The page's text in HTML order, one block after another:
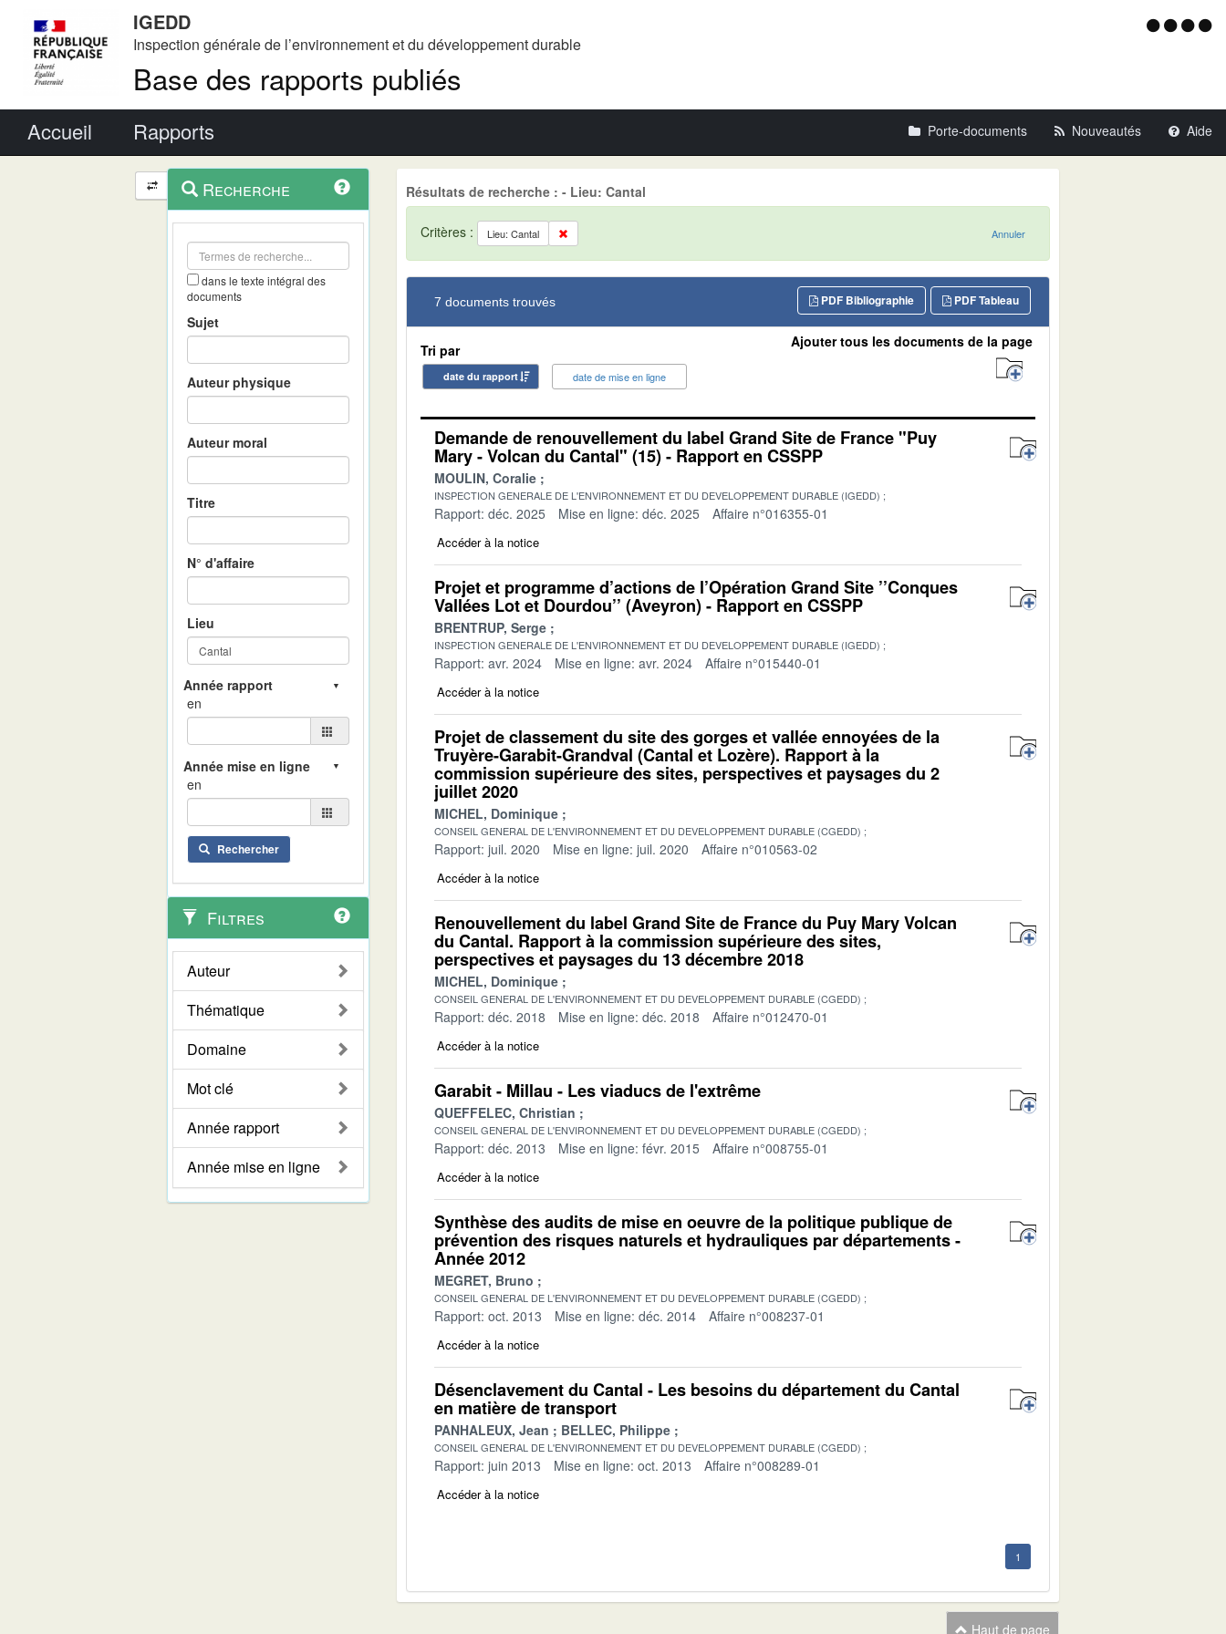
IGEDD
Inspection générale de l’environnement et du développement durable
Base des rapports publiés
Menu
Accueil Rapports Porte-documents Nouveautés Aide
Navigation
et
outils
contextuel
Recherche
dans le texte intégral des
documents
Sujet
Auteur physique
Auteur moral
Titre
N° d'affaire
Lieu
en
en
Rechercher
Filtres
Auteur
Thématique
Domaine
Mot clé
Année rapport
Année mise en ligne
Résultats de recherche : - Lieu: Cantal
Critères : Lieu: Cantal Annuler
7 documents trouvés PDF Tableau
PDF Bibliographie
Tri par
date du rapport date de mise en ligne
Ajouter tous les documents de la page
Demande de renouvellement du label Grand Site de France "Puy
Mary - Volcan du Cantal" (15) - Rapport en CSSPP
MOULIN, Coralie
INSPECTION GENERALE DE L'ENVIRONNEMENT ET DU DEVELOPPEMENT DURABLE (IGEDD)
Rapport: déc. 2025 Mise en ligne: déc. 2025 Affaire n°016355-01
Accéder à la notice
Projet et programme d’actions de l’Opération Grand Site ’’Conques
Vallées Lot et Dourdou’’ (Aveyron) - Rapport en CSSPP
BRENTRUP, Serge
INSPECTION GENERALE DE L'ENVIRONNEMENT ET DU DEVELOPPEMENT DURABLE (IGEDD)
Rapport: avr. 2024 Mise en ligne: avr. 2024 Affaire n°015440-01
Accéder à la notice
Projet de classement du site des gorges et vallée ennoyées de la
Truyère-Garabit-Grandval (Cantal et Lozère). Rapport à la
commission supérieure des sites, perspectives et paysages du 2
juillet 2020
MICHEL, Dominique
CONSEIL GENERAL DE L'ENVIRONNEMENT ET DU DEVELOPPEMENT DURABLE (CGEDD)
Rapport: juil. 2020 Mise en ligne: juil. 2020 Affaire n°010563-02
Accéder à la notice
Renouvellement du label Grand Site de France du Puy Mary Volcan
du Cantal. Rapport à la commission supérieure des sites,
perspectives et paysages du 13 décembre 2018
MICHEL, Dominique
CONSEIL GENERAL DE L'ENVIRONNEMENT ET DU DEVELOPPEMENT DURABLE (CGEDD)
Rapport: déc. 2018 Mise en ligne: déc. 2018 Affaire n°012470-01
Accéder à la notice
Garabit - Millau - Les viaducs de l'extrême
QUEFFELEC, Christian
CONSEIL GENERAL DE L'ENVIRONNEMENT ET DU DEVELOPPEMENT DURABLE (CGEDD)
Rapport: déc. 2013 Mise en ligne: févr. 2015 Affaire n°008755-01
Accéder à la notice
Synthèse des audits de mise en oeuvre de la politique publique de
prévention des risques naturels et hydrauliques par départements -
Année 2012
MEGRET, Bruno
CONSEIL GENERAL DE L'ENVIRONNEMENT ET DU DEVELOPPEMENT DURABLE (CGEDD)
Rapport: oct. 2013 Mise en ligne: déc. 2014 Affaire n°008237-01
Accéder à la notice
Désenclavement du Cantal - Les besoins du département du Cantal
en matière de transport
PANHALEUX, Jean BELLEC, Philippe
CONSEIL GENERAL DE L'ENVIRONNEMENT ET DU DEVELOPPEMENT DURABLE (CGEDD)
Rapport: juin 2013 Mise en ligne: oct. 2013 Affaire n°008289-01
Accéder à la notice
1
Haut de page